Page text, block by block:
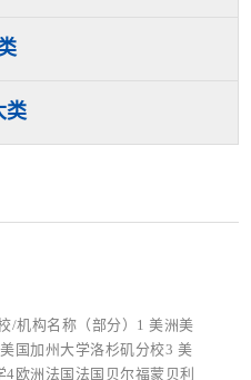
类
/机构名称（部分）1 美洲美
国加州大学洛杉矶分校3 美
欧洲法国法国贝尔福蒙贝利